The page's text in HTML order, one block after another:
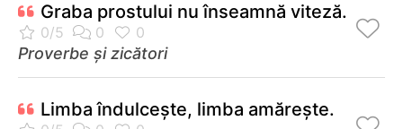
Graba prostului nu înseamnă viteză.
Proverbe și zicători
Limba îndulceşte, limba amăreşte.